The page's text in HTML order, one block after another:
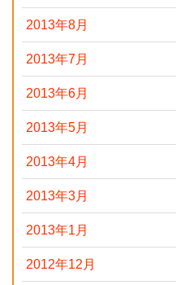
2013年8月
2013年7月
2013年6月
2013年5月
2013年4月
2013年3月
2013年1月
2012年12月